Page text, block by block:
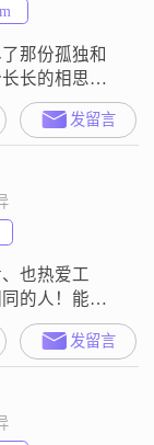
那份孤独和
长的相思，
伴着我，有了
地一路走下发留言
也热爱工
的人！能接
发留言